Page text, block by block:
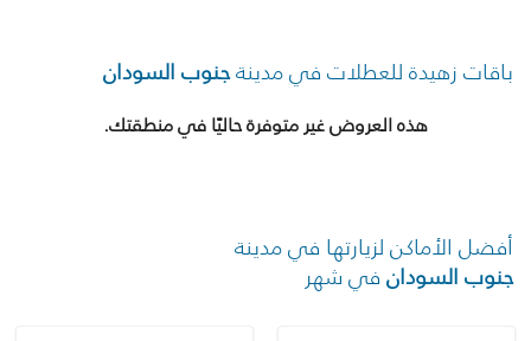
باقات زهيدة للعطلات في مدينةجنوب السودان
هذه العروض غير متوفرة حاليًا في منطقتك.
أفضل الأماكن لزيارتها في مدينة
جنوب السودان في شهر